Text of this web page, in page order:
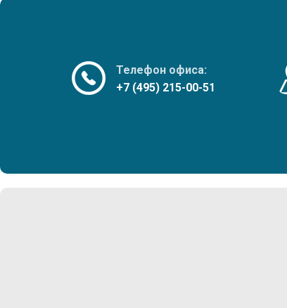
Телефон офиса:
+7 (495) 215-00-51